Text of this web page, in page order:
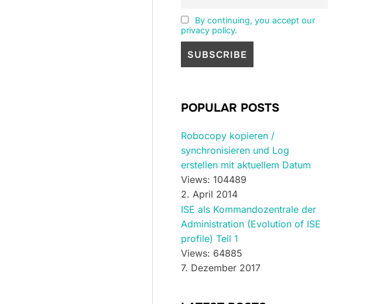
By continuing, you accept our
privacy policy.
POPULAR POSTS
Robocopy kopieren /
synchronisieren und Log
erstellen mit aktuellem Datum
Views: 104489
2. April 2014
ISE als Kommandozentrale der
Administration (Evolution of ISE
profile) Teil 1
Views: 64885
7. Dezember 2017